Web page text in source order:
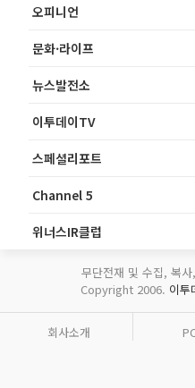
오피니언
문화·라이프
뉴스발전소
이투데이TV
스페셜리포트
Channel 5
위너스IR클럽
무단전재 및 수집, 복
Copyright 2006. 이투
회사소개